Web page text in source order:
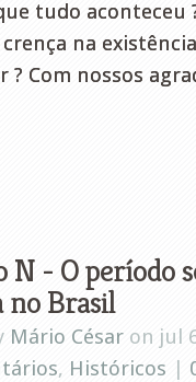
tudo aconteceu
na
? Com nossos
N - O período
no Brasil
Mário César on jul
, Históricos |